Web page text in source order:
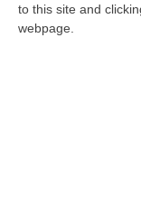
to this site and
webpage.
successo dell’edizione
08 Agosto, 20:47